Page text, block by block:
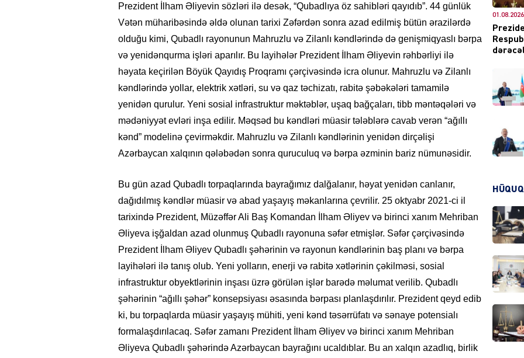
Prezident İlham Əliyevin sözləri ilə desək, “Qubadlıya öz sahibləri qayıdıb”. 44 günlük
Vətən müharibəsində əldə olunan tarixi Zəfərdən sonra azad edilmiş bütün ərazilərdə
olduğu kimi, Qubadlı rayonunun Mahruzlu və Zilanlı kəndlərində də genişmiqyaslı bərpa
və yenidənqurma işləri aparılır. Bu layihələr Prezident İlham Əliyevin rəhbərliyi ilə
həyata keçirilən Böyük Qayıdış Proqramı çərçivəsində icra olunur. Mahruzlu və Zilanlı
kəndlərində yollar, elektrik xətləri, su və qaz təchizatı, rabitə şəbəkələri tamamilə
yenidən qurulur. Yeni sosial infrastruktur məktəblər, uşaq bağçaları, tibb məntəqələri və
mədəniyyət evləri inşa edilir. Məqsəd bu kəndləri müasir tələblərə cavab verən “ağıllı
kənd” modelinə çevirməkdir. Mahruzlu və Zilanlı kəndlərinin yenidən dirçəlişi
Azərbaycan xalqının qələbədən sonra quruculuq və bərpa əzminin bariz nümunəsidir.
Bu gün azad Qubadlı torpaqlarında bayrağımız dalğalanır, həyat yenidən canlanır,
dağıdılmış kəndlər müasir və abad yaşayış məkanlarına çevrilir. 25 oktyabr 2021-ci il
tarixində Prezident, Müzəffər Ali Baş Komandan İlham Əliyev və birinci xanım Mehriban
Əliyeva işğaldan azad olunmuş Qubadlı rayonuna səfər etmişlər. Səfər çərçivəsində
Prezident İlham Əliyev Qubadlı şəhərinin və rayonun kəndlərinin baş planı və bərpa
layihələri ilə tanış olub. Yeni yolların, enerji və rabitə xətlərinin çəkilməsi, sosial
infrastruktur obyektlərinin inşası üzrə görülən işlər barədə məlumat verilib. Qubadlı
şəhərinin “ağıllı şəhər” konsepsiyası əsasında bərpası planlaşdırılır. Prezident qeyd edib
ki, bu torpaqlarda müasir yaşayış mühiti, yeni kənd təsərrüfatı və sənaye potensialı
formalaşdırılacaq. Səfər zamanı Prezident İlham Əliyev və birinci xanım Mehriban
Əliyeva Qubadlı şəhərində Azərbaycan bayrağını ucaldıblar. Bu an xalqın azadlıq, birlik
ŞOU-
01.08.2026
HÜQUQ